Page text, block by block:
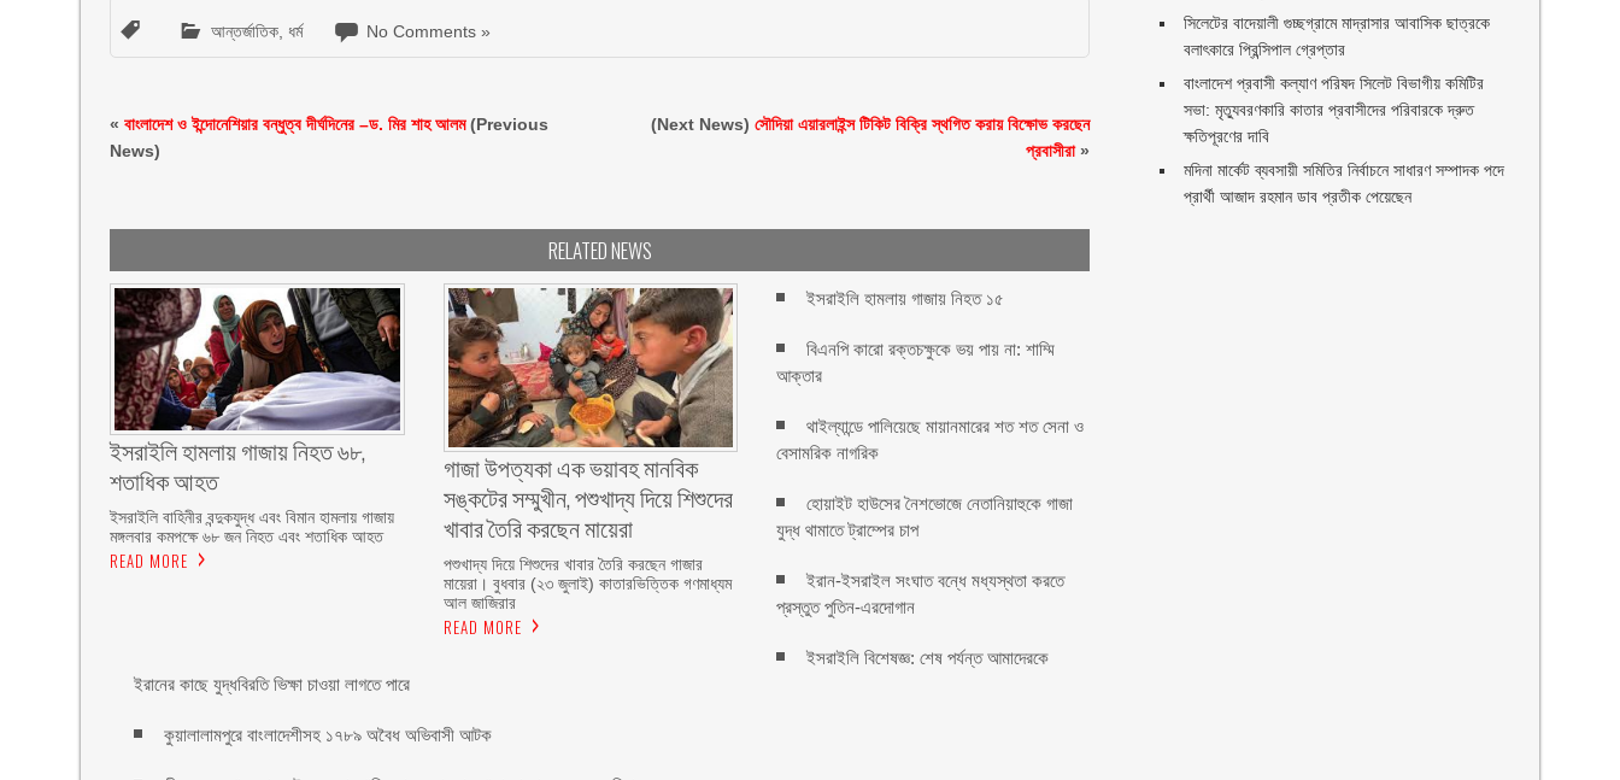
আন্তর্জাতিক ধর্ম No Comments »
«বাংলাদেশ ও ইন্দোনেশিয়ার বন্ধুত্ব দীর্ঘদিনের –ড. মির শাহ আলম(Previous
News)
(Next News)সৌদিয়া এয়ারলাইন্স টিকিট বিক্রি স্থগিত করায় বিক্ষোভ করছেন
প্রবাসীরা»
RELATED NEWS
ইসরাইলি হামলায় গাজায় নিহত ৬৮,
শতাধিক আহত
ইসরাইলি বাহিনীর বন্দুকযুদ্ধ এবং বিমান হামলায় গাজায়
মঙ্গলবার কমপক্ষে ৬৮ জন নিহত এবং শতাধিক আহত
READ MORE
গাজা উপত্যকা এক ভয়াবহ মানবিক
সঙ্কটের সম্মুখীন, পশুখাদ্য দিয়ে শিশুদের
খাবার তৈরি করছেন মায়েরা
পশুখাদ্য দিয়ে শিশুদের খাবার তৈরি করছেন গাজার
মায়েরা। বুধবার (২৩ জুলাই) কাতারভিত্তিক গণমাধ্যম
আল জাজিরার
READ MORE
ইসরাইলি হামলায় গাজায় নিহত ১৫
বিএনপি কারো রক্তচক্ষুকে ভয় পায় না: শাম্মি
আক্তার
থাইল্যান্ডে পালিয়েছে মায়ানমারের শত শত সেনা ও
বেসামরিক নাগরিক
হোয়াইট হাউসের নৈশভোজে নেতানিয়াহুকে গাজা
যুদ্ধ থামাতে ট্রাম্পের চাপ
ইরান-ইসরাইল সংঘাত বন্ধে মধ্যস্থতা করতে
প্রস্তুত পুতিন-এরদোগান
ইসরাইলি বিশেষজ্ঞ: শেষ পর্যন্ত আমাদেরকে
ইরানের কাছে যুদ্ধবিরতি ভিক্ষা চাওয়া লাগতে পারে
কুয়ালালামপুরে বাংলাদেশীসহ ১৭৮৯ অবৈধ অভিবাসী আটক
সিলেটের বাদেয়ালী গুচ্ছগ্রামে মাদ্রাসার আবাসিক ছাত্রকে
বলাৎকারে প্রিন্সিপাল গ্রেপ্তার ‎
বাংলাদেশ প্রবাসী কল্যাণ পরিষদ সিলেট বিভাগীয় কমিটির
সভা: মৃত্যুবরণকারি কাতার প্রবাসীদের পরিবারকে দ্রুত
ক্ষতিপূরণের দাবি
মদিনা মার্কেট ব্যবসায়ী সমিতির নির্বাচনে সাধারণ সম্পাদক পদে
প্রার্থী আজাদ রহমান ডাব প্রতীক পেয়েছেন ‎